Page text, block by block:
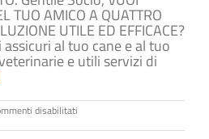
TUO AMICO A QUATTRO
UTILE ED EFFICACE?
al tuo cane e al tuo
e utili servizi di
disabilitati
Amici